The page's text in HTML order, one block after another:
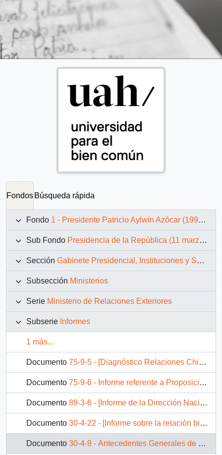
Fondos Búsqueda rápida
Fondo 1 - Presidente Patricio Aylwin Azócar (1990-1994)
Sub Fondo Presidencia de la República (11 marzo 1990 – 11 marzo 1994)
Sección Gabinete Presidencial, Instituciones y Servicios
Subsección Ministerios
Serie Ministerio de Relaciones Exteriores
Subserie Informes
1 más...
Documento 75-9-5 - [Diagnóstico Relaciones Chile-Cuba]
Documento 75-9-6 - Informe referente a Proposiciones Operativas en materia de Política Exterior
Documento 89-3-6 - [Informe de la Dirección Nacional de Fronteras y Límites del Estado "Un marco de referencia para el desarrollo de Arica"]
Documento 30-4-22 - [Informe sobre la relación bilateral entre Chile y Francia]
Documento 30-4-9 - Antecedentes Generales de Paraguay